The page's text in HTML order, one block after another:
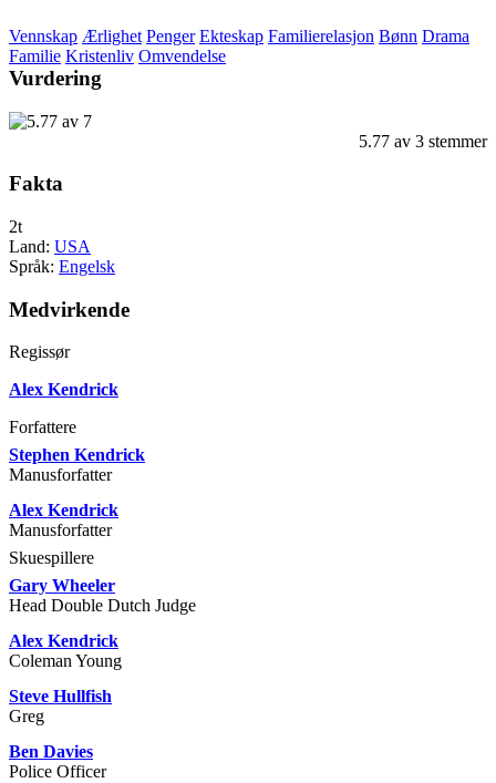
Vennskap Ærlighet Penger Ekteskap Familierelasjon Bønn Drama
Familie Kristenliv Omvendelse
Vurdering
5.77 av 3 stemmer
Fakta
2t
Land: USA
Språk: Engelsk
Medvirkende
Regissør
Alex Kendrick
Forfattere
Stephen Kendrick
Manusforfatter
Alex Kendrick
Manusforfatter
Skuespillere
Gary Wheeler
Head Double Dutch Judge
Alex Kendrick
Coleman Young
Steve Hullfish
Greg
Ben Davies
Police Officer